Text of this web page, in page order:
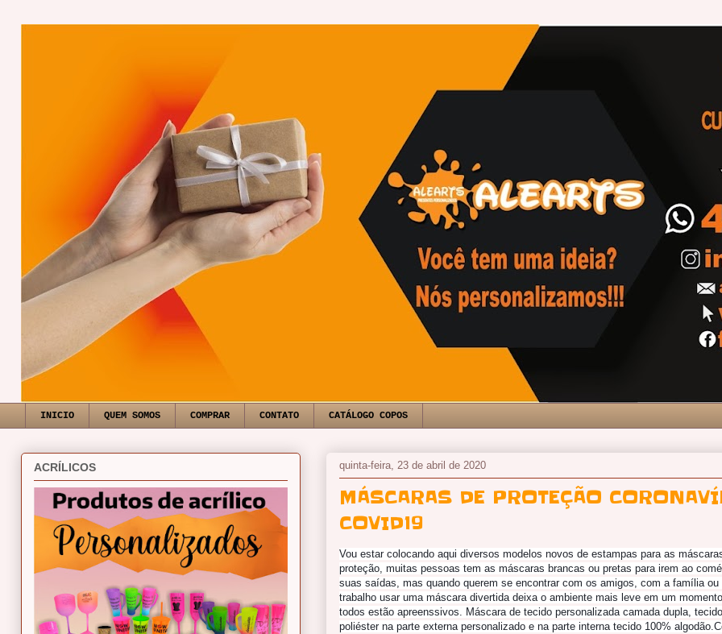
INICIO QUEM SOMOS COMPRAR CONTATO CATÁLOGO COPOS
quinta-feira, 23 de abril de 2020
MÁSCARAS DE PROTEÇÃO
COVID19
Vou estar colocando aqui diversos modelos novos de estampas para as
proteção, muitas pessoas tem as máscaras brancas ou pretas para irem ao
suas saídas, mas quando querem se encontrar com os amigos, com a família ou
trabalho usar uma máscara divertida deixa o ambiente mais leve em um
todos estão apreenssivos. Máscara de tecido personalizada camada dupla,
poliéster na parte externa personalizado e na parte interna tecido 100%
ACRÍLICOS